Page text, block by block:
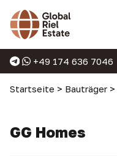
+49 174 636 7046
Startseite > Bauträger >
GG Homes